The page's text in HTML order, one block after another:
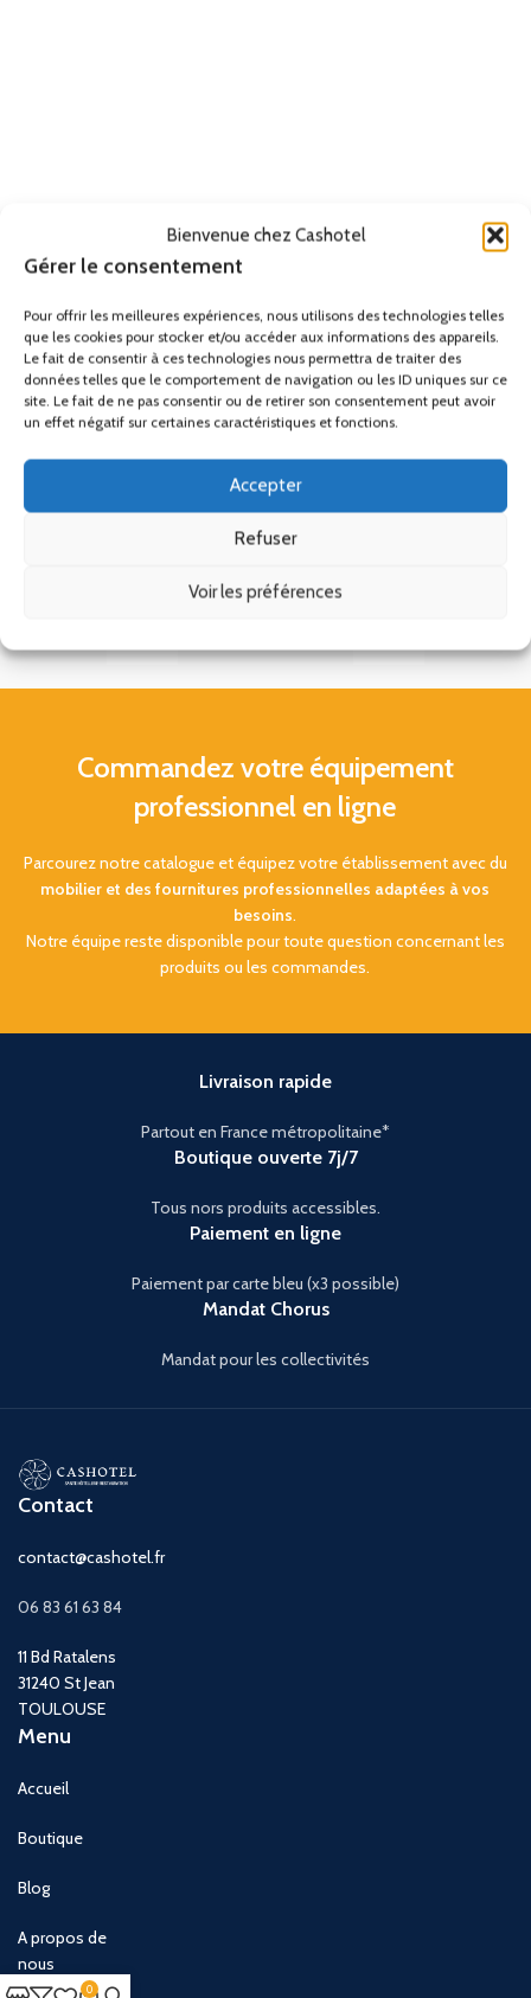
Bienvenue chez Cashotel
Gérer le consentement
Pour offrir les meilleures expériences, nous utilisons des technologies telles
que les cookies pour stocker et/ou accéder aux informations des appareils.
Le fait de consentir à ces technologies nous permettra de traiter des
données telles que le comportement de navigation ou les ID uniques sur ce
site. Le fait de ne pas consentir ou de retirer son consentement peut avoir
un effet négatif sur certaines caractéristiques et fonctions.
Accepter
Refuser
Voir les préférences
Commandez votre équipement
professionnel en ligne
Parcourez notre catalogue et équipez votre établissement avec du
mobilier et des fournitures professionnelles adaptées à vos
besoins.
Notre équipe reste disponible pour toute question concernant les
produits ou les commandes.
Livraison rapide
Partout en France métropolitaine*
Boutique ouverte 7j/7
Tous nors produits accessibles.
Paiement en ligne
Paiement par carte bleu (x3 possible)
Mandat Chorus
Mandat pour les collectivités
Contact
contact@cashotel.fr
06 83 61 63 84
11 Bd Ratalens
31240 St Jean
TOULOUSE
Menu
Accueil
Boutique
Blog
A propos de
nous
0